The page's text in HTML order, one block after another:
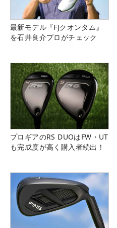
最新モデル『FJクオンタム』
を石井良介プロがチェック
プロギアのRS DUOはFW・UT
も完成度が高く購入者続出！